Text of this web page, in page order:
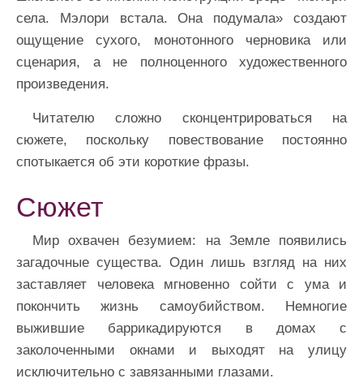
села. Мэлори встала. Она подумала» создают
ощущение сухого, монотонного черновика или
сценария, а не полноценного художественного
произведения.
Читателю сложно сконцентрироваться на
сюжете, поскольку повествование постоянно
спотыкается об эти короткие фразы.
Сюжет
Мир охвачен безумием: на Земле появились
загадочные существа. Один лишь взгляд на них
заставляет человека мгновенно сойти с ума и
покончить жизнь самоубийством. Немногие
выжившие баррикадируются в домах с
заколоченными окнами и выходят на улицу
исключительно с завязанными глазами.